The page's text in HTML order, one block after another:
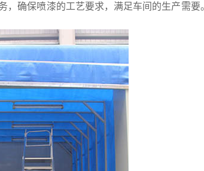
，确保喷漆的工艺要求，满足车间的生产需要